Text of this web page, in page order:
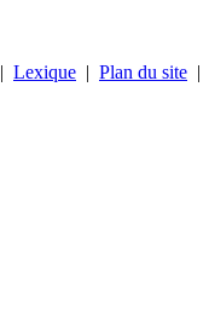
| Lexique | Plan du site |